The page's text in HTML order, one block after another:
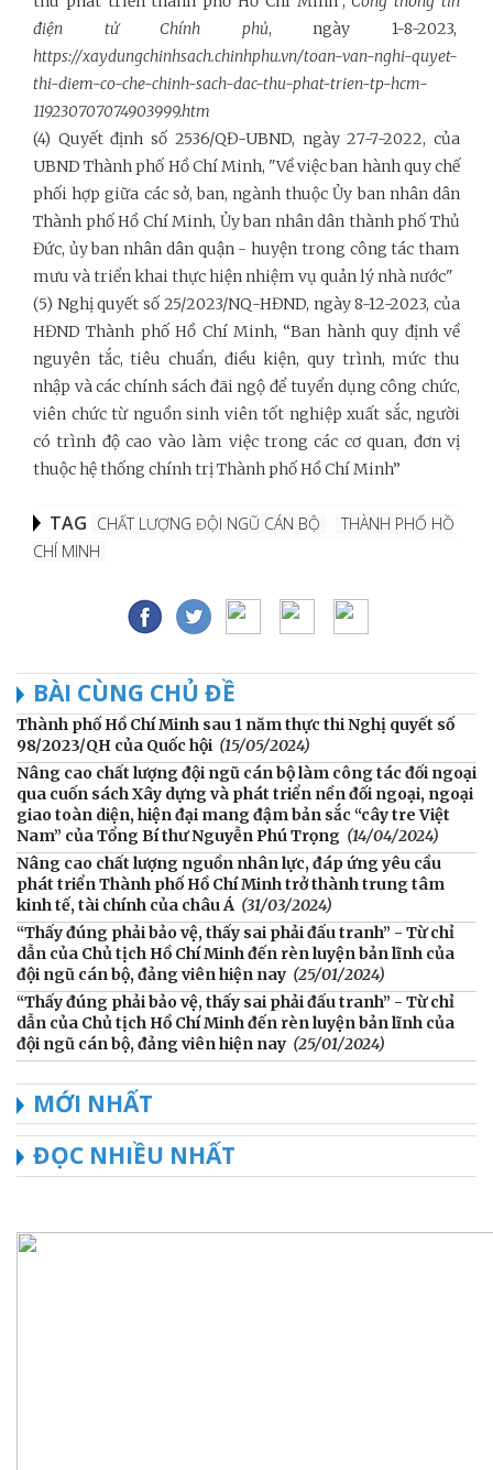
điện tử Chính phủ, ngày 1-8-2023,
https://xaydungchinhsach.chinhphu.vn/toan-van-nghi-quyet-
thi-diem-co-che-chinh-sach-dac-thu-phat-trien-tp-hcm-
119230707074903999.htm
(4) Quyết định số 2536/QĐ-UBND, ngày 27-7-2022, của
UBND Thành phố Hồ Chí Minh, "Về việc ban hành quy chế
phối hợp giữa các sở, ban, ngành thuộc Ủy ban nhân dân
Thành phố Hồ Chí Minh, Ủy ban nhân dân thành phố Thủ
Đức, ủy ban nhân dân quận - huyện trong công tác tham
mưu và triển khai thực hiện nhiệm vụ quản lý nhà nước"
(5) Nghị quyết số 25/2023/NQ-HĐND, ngày 8-12-2023, của
HĐND Thành phố Hồ Chí Minh, “Ban hành quy định về
nguyên tắc, tiêu chuẩn, điều kiện, quy trình, mức thu
nhập và các chính sách đãi ngộ để tuyển dụng công chức,
viên chức từ nguồn sinh viên tốt nghiệp xuất sắc, người
có trình độ cao vào làm việc trong các cơ quan, đơn vị
thuộc hệ thống chính trị Thành phố Hồ Chí Minh”
TAG CHẤT LƯỢNG ĐỘI NGŨ CÁN BỘ
THÀNH PHỐ HỒ
CHÍ MINH
BÀI CÙNG CHỦ ĐỀ
Thành phố Hồ Chí Minh sau 1 năm thực thi Nghị quyết số
98/2023/QH của Quốc hội (15/05/2024)
Nâng cao chất lượng đội ngũ cán bộ làm công tác đối ngoại
qua cuốn sách Xây dựng và phát triển nền đối ngoại, ngoại
giao toàn diện, hiện đại mang đậm bản sắc “cây tre Việt
Nam” của Tổng Bí thư Nguyễn Phú Trọng (14/04/2024)
Nâng cao chất lượng nguồn nhân lực, đáp ứng yêu cầu
phát triển Thành phố Hồ Chí Minh trở thành trung tâm
kinh tế, tài chính của châu Á (31/03/2024)
“Thấy đúng phải bảo vệ, thấy sai phải đấu tranh” - Từ chỉ
dẫn của Chủ tịch Hồ Chí Minh đến rèn luyện bản lĩnh của
đội ngũ cán bộ, đảng viên hiện nay (25/01/2024)
“Thấy đúng phải bảo vệ, thấy sai phải đấu tranh” - Từ chỉ
dẫn của Chủ tịch Hồ Chí Minh đến rèn luyện bản lĩnh của
đội ngũ cán bộ, đảng viên hiện nay (25/01/2024)
MỚI NHẤT
ĐỌC NHIỀU NHẤT